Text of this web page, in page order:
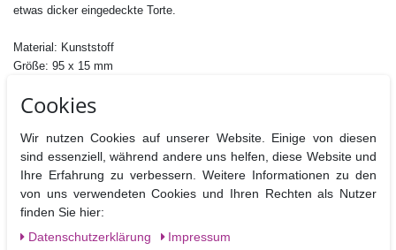
etwas dicker eingedeckte Torte.
Material: Kunststoff
Größe: 95 x 15 mm
Ähnliche Artikel
Cookies
Wir nutzen Cookies auf unserer Website. Einige von diesen
sind essenziell, während andere uns helfen, diese Website und
Ihre Erfahrung zu verbessern. Weitere Informationen zu den
von uns verwendeten Cookies und Ihren Rechten als Nutzer
finden Sie hier:
Daten­schutz­erklärung
Impressum